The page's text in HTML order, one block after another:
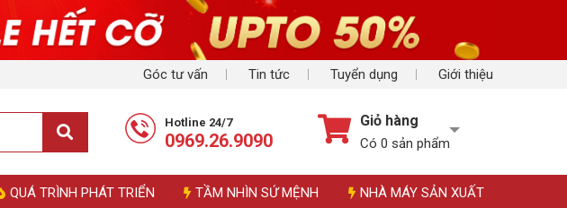
Góc tư vấn Tin tức Tuyển dụng Giới thiệu
Hotline 24/7
0969.26.9090
Giỏ hàng
Có 0 sản phẩm
QUÁ TRÌNH PHÁT TRIỂN TẦM NHÌN SỨ MỆNH NHÀ MÁY SẢN XUẤT